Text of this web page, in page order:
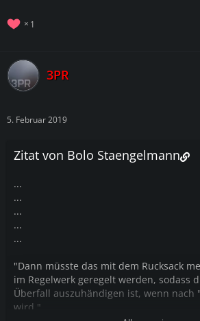
1
3PR
5. Februar 2019
Zitat von Bolo Staengelmann
...
...
...
...
...
"Dann müsste das mit dem Rucksack
im Regelwerk geregelt werden, sodass
Überfall auszuhändigen ist, wenn nach
wird."